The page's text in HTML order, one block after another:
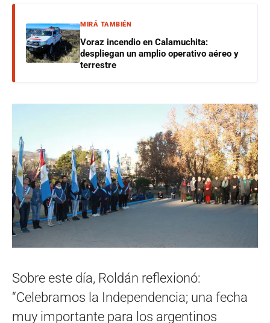
MIRÁ TAMBIÉN
Voraz incendio en Calamuchita:
despliegan un amplio operativo aéreo y
terrestre
Sobre este día, Roldán reflexionó:
“Celebramos la Independencia; una fecha
muy importante para los argentinos